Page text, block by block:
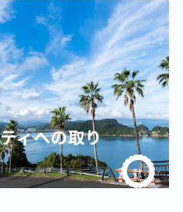
ィへの取り